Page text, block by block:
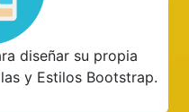
diseñar su propia
y Estilos Bootstrap.